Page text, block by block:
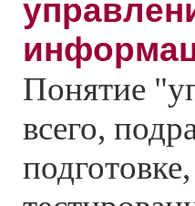
Понятие
всего,